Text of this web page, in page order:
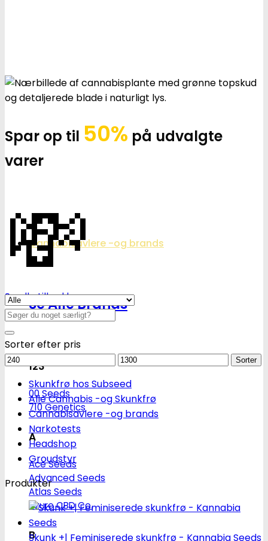
Cannabisavlere -og brands
Se Alle Brands
123
00 Seeds
710 Genetics
A
Ace Seeds
Advanced Seeds
Atlas Seeds
Azure CBD Co.
B
Spar op til 50% på udvalgte
varer
💸
Se alle tilbud her
Søg
efter:
Sorter efter pris
Mindstepris
Maks.
Sorter
Skunkfrø hos Subseed
Alle Cannabis -og Skunkfrø
Cannabisavlere -og brands
Narkotests
Headshop
Groudstyr
Produkter
Skunk +| Feminiserede skunkfrø - Kannabia Seeds